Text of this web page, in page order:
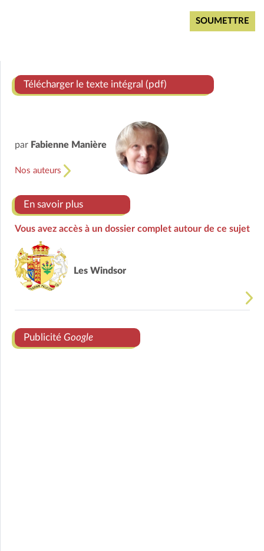
Télécharger le texte intégral (pdf)
par Fabienne Manière
Nos auteurs
En savoir plus
Vous avez accès à un dossier complet autour de ce sujet
Les Windsor
Publicité Google